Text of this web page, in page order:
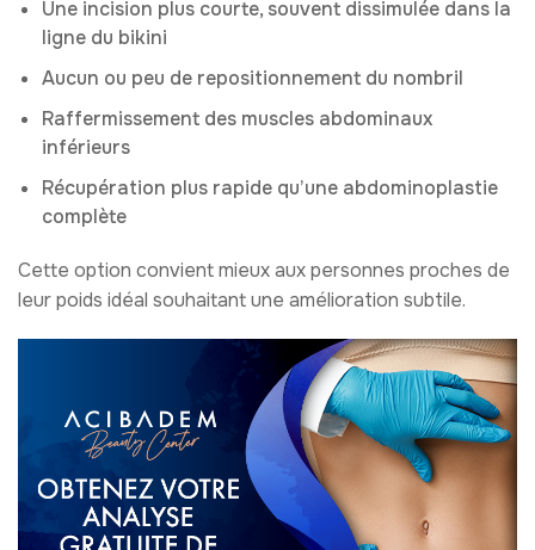
Une incision plus courte, souvent dissimulée dans la
ligne du bikini
Aucun ou peu de repositionnement du nombril
Raffermissement des muscles abdominaux
inférieurs
Récupération plus rapide qu’une abdominoplastie
complète
Cette option convient mieux aux personnes proches de
leur poids idéal souhaitant une amélioration subtile.